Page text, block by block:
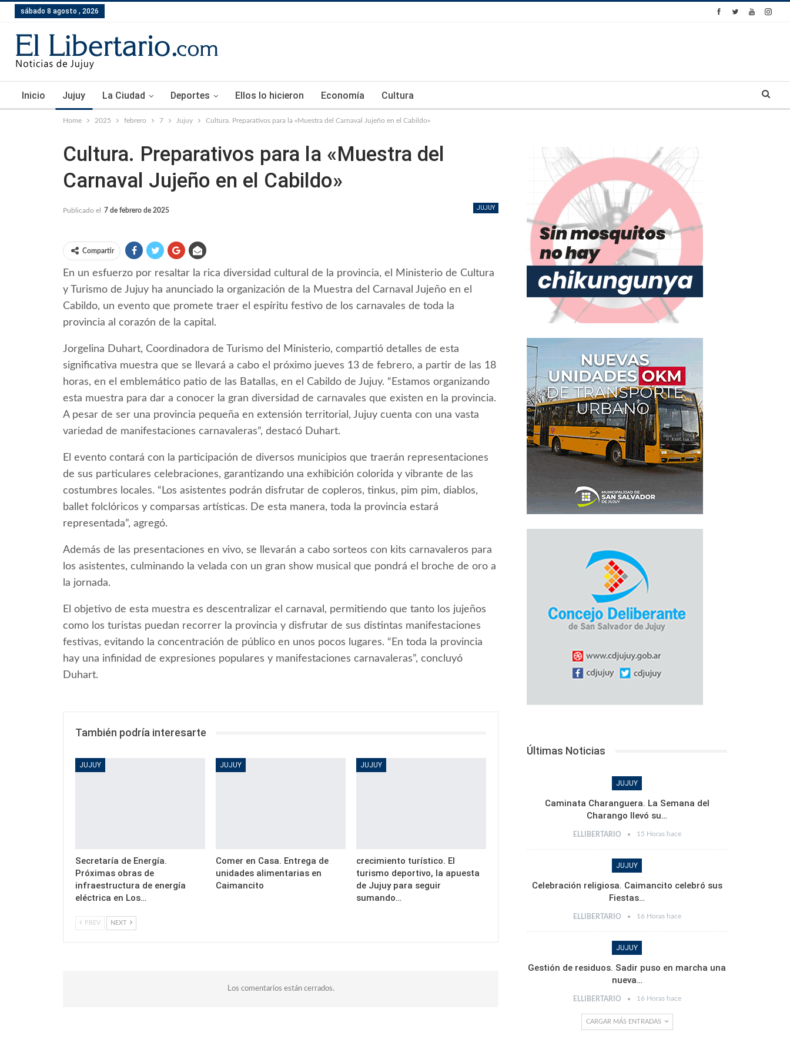
sábado 8 agosto , 2026
Inicio Jujuy La Ciudad Deportes Ellos lo hicieron Economía Cultura
Home 2025 febrero 7 Jujuy Cultura. Preparativos para la «Muestra del Carnaval Jujeño en el Cabildo»
Cultura. Preparativos para la «Muestra del
Carnaval Jujeño en el Cabildo»
JUJUY
Publicado el 7 de febrero de 2025
Compartir
En un esfuerzo por resaltar la rica diversidad cultural de la provincia, el Ministerio de Cultura
y Turismo de Jujuy ha anunciado la organización de la Muestra del Carnaval Jujeño en el
Cabildo, un evento que promete traer el espíritu festivo de los carnavales de toda la
provincia al corazón de la capital.
Jorgelina Duhart, Coordinadora de Turismo del Ministerio, compartió detalles de esta
significativa muestra que se llevará a cabo el próximo jueves 13 de febrero, a partir de las 18
horas, en el emblemático patio de las Batallas, en el Cabildo de Jujuy. “Estamos organizando
esta muestra para dar a conocer la gran diversidad de carnavales que existen en la provincia.
A pesar de ser una provincia pequeña en extensión territorial, Jujuy cuenta con una vasta
variedad de manifestaciones carnavaleras”, destacó Duhart.
El evento contará con la participación de diversos municipios que traerán representaciones
de sus particulares celebraciones, garantizando una exhibición colorida y vibrante de las
costumbres locales. “Los asistentes podrán disfrutar de copleros, tinkus, pim pim, diablos,
ballet folclóricos y comparsas artísticas. De esta manera, toda la provincia estará
representada”, agregó.
Además de las presentaciones en vivo, se llevarán a cabo sorteos con kits carnavaleros para
los asistentes, culminando la velada con un gran show musical que pondrá el broche de oro a
la jornada.
El objetivo de esta muestra es descentralizar el carnaval, permitiendo que tanto los jujeños
como los turistas puedan recorrer la provincia y disfrutar de sus distintas manifestaciones
festivas, evitando la concentración de público en unos pocos lugares. “En toda la provincia
hay una infinidad de expresiones populares y manifestaciones carnavaleras”, concluyó
Duhart.
También podría interesarte
JUJUY
Secretaría de Energía.
Próximas obras de
infraestructura de energía
eléctrica en Los…
JUJUY
Comer en Casa. Entrega de
unidades alimentarias en
Caimancito
JUJUY
crecimiento turístico. El
turismo deportivo, la apuesta
de Jujuy para seguir
sumando…
PREV NEXT
Los comentarios están cerrados.
Últimas Noticias
JUJUY
Caminata Charanguera. La Semana del
Charango llevó su…
ELLIBERTARIO 15 Horas hace
JUJUY
Celebración religiosa. Caimancito celebró sus
Fiestas…
ELLIBERTARIO 16 Horas hace
JUJUY
Gestión de residuos. Sadir puso en marcha una
nueva…
ELLIBERTARIO 16 Horas hace
CARGAR MÁS ENTRADAS